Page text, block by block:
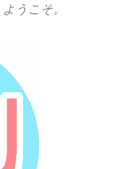
うこそ。